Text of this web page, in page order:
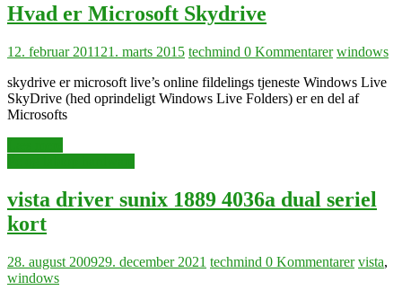
Hvad er Microsoft Skydrive
12. februar 2011 21. marts 2015 techmind 0 Kommentarer windows
skydrive er microsoft live’s online fildelings tjeneste Windows Live
SkyDrive (hed oprindeligt Windows Live Folders) er en del af
Microsofts
vista driver sunix 1889 4036a dual seriel
kort
28. august 200929. december 2021 techmind 0 Kommentarer vista,
windows